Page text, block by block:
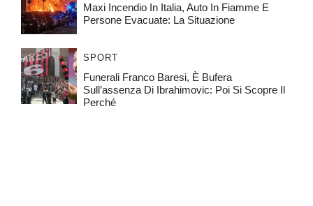
Maxi Incendio In Italia, Auto In Fiamme E
Persone Evacuate: La Situazione
SPORT
Funerali Franco Baresi, È Bufera
Sull’assenza Di Ibrahimovic: Poi Si Scopre Il
Perché